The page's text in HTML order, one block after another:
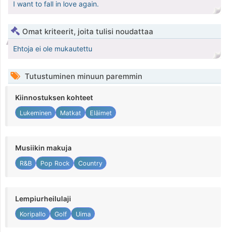
I want to fall in love again.
Omat kriteerit, joita tulisi noudattaa
Ehtoja ei ole mukautettu
Tutustuminen minuun paremmin
Kiinnostuksen kohteet
Lukeminen Matkat Eläimet
Musiikin makuja
R&B Pop Rock Country
Lempiurheilulaji
Koripallo Golf Uima